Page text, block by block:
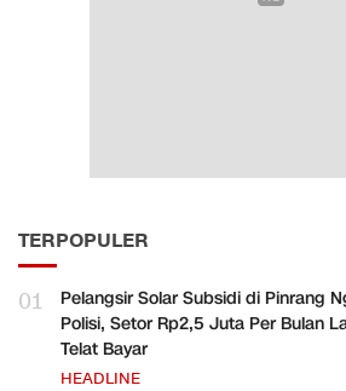
TERPOPULER
01
Pelangsir Solar Subsidi di Pinrang
Polisi, Setor Rp2,5 Juta Per Bulan
Telat Bayar
HEADLINE